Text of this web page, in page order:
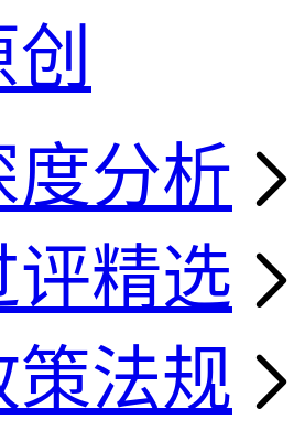
度分析
评精选
策法规